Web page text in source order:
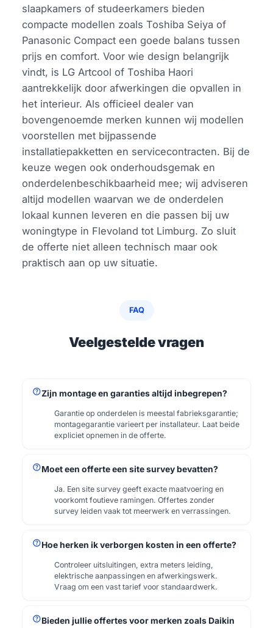
slaapkamers of studeerkamers bieden
compacte modellen zoals Toshiba Seiya of
Panasonic Compact een goede balans tussen
prijs en comfort. Voor wie design belangrijk
vindt, is LG Artcool of Toshiba Haori
aantrekkelijk door afwerkingen die opvallen in
het interieur. Als officieel dealer van
bovengenoemde merken kunnen wij modellen
voorstellen met bijpassende
installatiepakketten en servicecontracten. Bij de
keuze wegen ook onderhoudsgemak en
onderdelenbeschikbaarheid mee; wij adviseren
altijd modellen waarvan we de onderdelen
lokaal kunnen leveren en die passen bij uw
woningtype in Flevoland tot Limburg. Zo sluit
de offerte niet alleen technisch maar ook
praktisch aan op uw situatie.
FAQ
Veelgestelde vragen
helpZijn montage en garanties altijd inbegrepen?
Garantie op onderdelen is meestal fabrieksgarantie;
montagegarantie varieert per installateur. Laat beide
expliciet opnemen in de offerte.
helpMoet een offerte een site survey bevatten?
Ja. Een site survey geeft exacte maatvoering en
voorkomt foutieve ramingen. Offertes zonder
survey leiden vaak tot meerwerk en verrassingen.
helpHoe herken ik verborgen kosten in een offerte?
Controleer uitsluitingen, extra meters leiding,
elektrische aanpassingen en afwerkingswerk.
Vraag om een vast tarief voor standaardwerk.
helpBieden jullie offertes voor merken zoals Daikin